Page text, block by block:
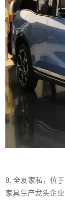
8. 全友家私，位
家具生产龙头企